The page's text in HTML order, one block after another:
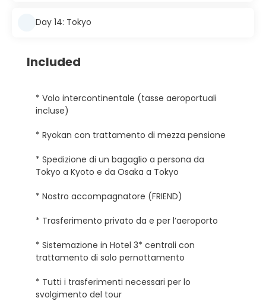
Day 14: Tokyo
Included
* Volo intercontinentale (tasse aeroportuali
incluse)
* Ryokan con trattamento di mezza pensione
* Spedizione di un bagaglio a persona da
Tokyo a Kyoto e da Osaka a Tokyo
* Nostro accompagnatore (FRIEND)
* Trasferimento privato da e per l’aeroporto
* Sistemazione in Hotel 3* centrali con
trattamento di solo pernottamento
* Tutti i trasferimenti necessari per lo
svolgimento del tour